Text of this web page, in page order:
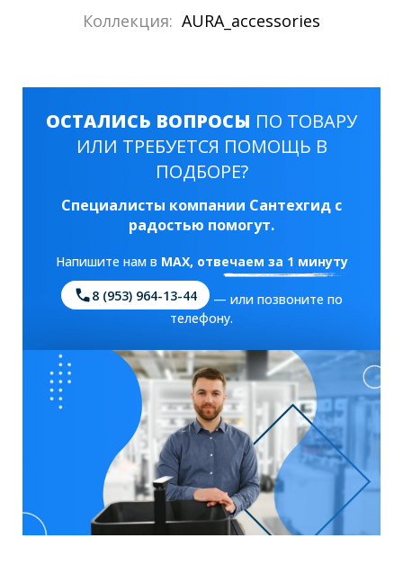
Коллекция: AURA_accessories
ОСТАЛИСЬ ВОПРОСЫ ПО ТОВАРУ
ИЛИ ТРЕБУЕТСЯ ПОМОЩЬ В
ПОДБОРЕ?
Специалисты компании Сантехгид с
радостью помогут.
Напишите нам в MAX, отвечаем за 1 минуту
8 (953) 964-13-44
— или позвоните по
телефону.